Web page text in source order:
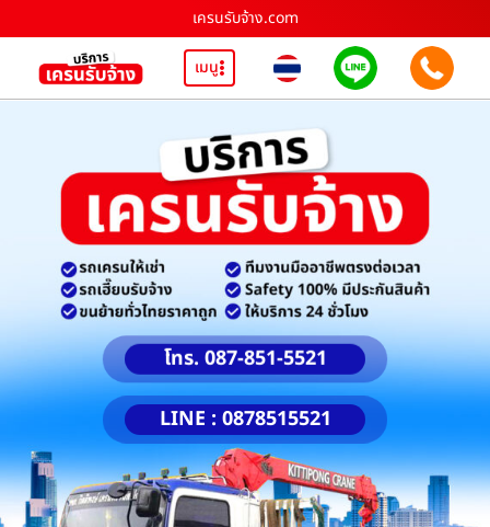
เครนรับจ้าง.com
เมนู
โทร. 087-851-5521
LINE : 0878515521